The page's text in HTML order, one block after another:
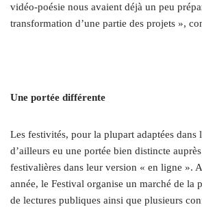
vidéo-poésie nous avaient déjà un peu
transformation d’une partie des projets »,
Une portée différente
Les festivités, pour la plupart adaptées dans
d’ailleurs eu une portée bien distincte
festivalières dans leur version « en ligne ».
année, le Festival organise un marché de la
de lectures publiques ainsi que plusieurs